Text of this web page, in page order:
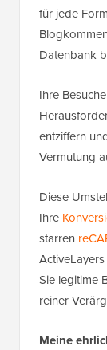
für jede
Datenbank
Ihre
entziffern
Vermutung
Diese
Ihre
starren
Sie legitime
reiner
Meine